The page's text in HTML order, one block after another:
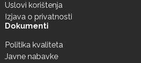
Uslovi korištenja
Izjava o privatnosti
Dokumenti
Politika kvaliteta
Javne nabavke